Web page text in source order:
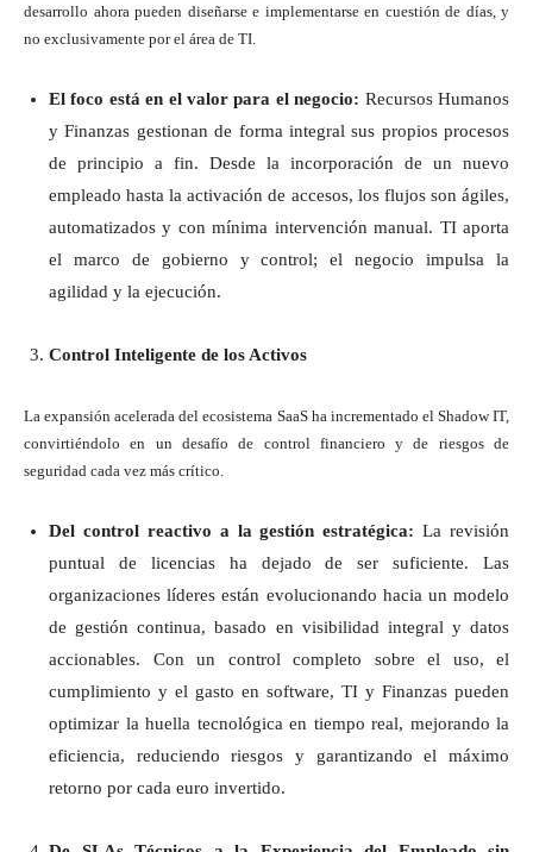
desarrollo ahora pueden diseñarse e implementarse en cuestión de días, y
no exclusivamente por el área de TI.
El foco está en el valor para el negocio: Recursos Humanos
y Finanzas gestionan de forma integral sus propios procesos
de principio a fin. Desde la incorporación de un nuevo
empleado hasta la activación de accesos, los flujos son ágiles,
automatizados y con mínima intervención manual. TI aporta
el marco de gobierno y control; el negocio impulsa la
agilidad y la ejecución.
Control Inteligente de los Activos
La expansión acelerada del ecosistema SaaS ha incrementado el Shadow IT,
convirtiéndolo en un desafío de control financiero y de riesgos de
seguridad cada vez más crítico.
Del control reactivo a la gestión estratégica:La revisión
puntual de licencias ha dejado de ser suficiente. Las
organizaciones líderes están evolucionando hacia un modelo
de gestión continua, basado en visibilidad integral y datos
accionables. Con un control completo sobre el uso, el
cumplimiento y el gasto en software, TI y Finanzas pueden
optimizar la huella tecnológica en tiempo real, mejorando la
eficiencia, reduciendo riesgos y garantizando el máximo
retorno por cada euro invertido.